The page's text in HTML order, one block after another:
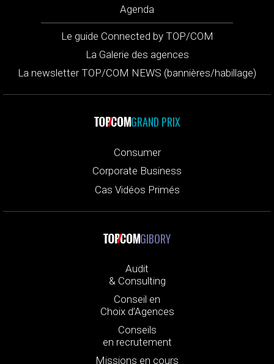
Agenda
Le guide Connected by TOP/COM
La Galerie des agences
La newsletter TOP/COM NEWS (bannières/habillage)
GRAND PRIX
Consumer
Corporate Business
Cas Vidéos Primés
GIBORY
Audit
& Consulting
Conseil en
Choix d’Agences
Conseils
en recrutement
Missions en cours